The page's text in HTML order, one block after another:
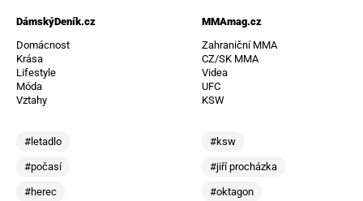
DámskýDeník.cz
Domácnost
Krása
Lifestyle
Móda
Vztahy
#letadlo
#počasí
#herec
MMAmag.cz
Zahraniční MMA
CZ/SK MMA
Videa
UFC
KSW
#ksw
#jiří procházka
#oktagon